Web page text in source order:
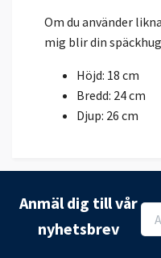
Om du använder
mig blir din
Höjd: 18 cm
Bredd: 24 cm
Djup: 26 cm
Anmäl dig till vår
nyhetsbrev